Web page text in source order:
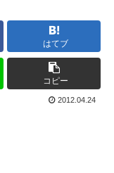
はてブ
コピー
2012.04.24